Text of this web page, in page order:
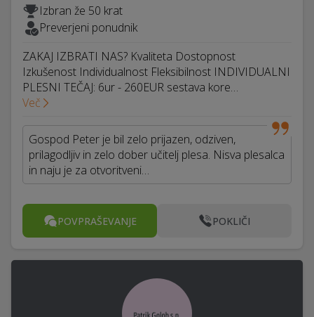
Izbran že 50 krat
Preverjeni ponudnik
ZAKAJ IZBRATI NAS? Kvaliteta Dostopnost
Izkušenost Individualnost Fleksibilnost INDIVIDUALNI
PLESNI TEČAJ: 6ur - 260EUR sestava kore…
Več
Gospod Peter je bil zelo prijazen, odziven,
prilagodljiv in zelo dober učitelj plesa. Nisva plesalca
in naju je za otvoritveni…
POVPRAŠEVANJE POKLIČI